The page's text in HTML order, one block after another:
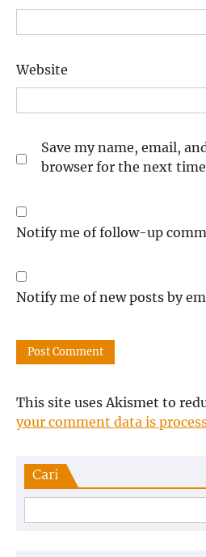
Website
Save my name, email,
browser for the next
Notify me of follow-up
Notify me of new posts by
This site uses Akismet to
your comment data is
Cari